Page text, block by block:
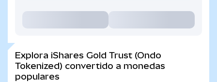
Explora iShares Gold Trust (Ondo
Tokenized) convertido a monedas
populares